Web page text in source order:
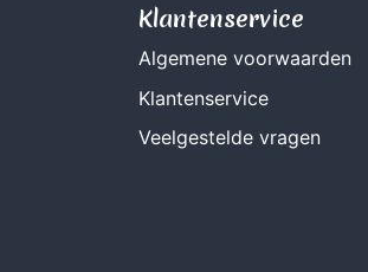
Klantenservice
Algemene voorwaarden
Klantenservice
Veelgestelde vragen